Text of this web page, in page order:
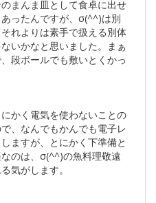
まんま皿として食卓に出せ
ったんですが、σ(^^)は別
れよりは素手で扱える別体
いかなと思いました。まぁ
段ボールでも敷いとくかっ
かく電気を使わないことの
、なんでもかんでも電子レ
ますが、とにかく下準備と
のは、σ(^^)の魚料理敬遠
気がします。